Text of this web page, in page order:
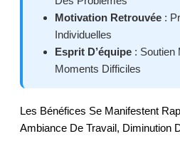
Motivation Retrouvée :
Individuelles
Esprit D’équipe : Soutien
Moments Difficiles
Les Bénéfices Se Manifestent
Ambiance De Travail, Diminution